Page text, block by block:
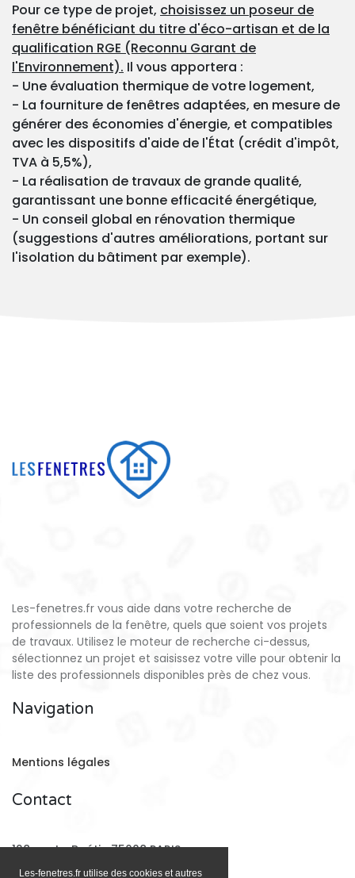
Les-fenetres.fr utilise des cookies et autres
Pour ce type de projet, choisissez un poseur de
fenêtre bénéficiant du titre d'éco-artisan et de la
qualification RGE (Reconnu Garant de
l'Environnement). Il vous apportera :
- Une évaluation thermique de votre logement,
- La fourniture de fenêtres adaptées, en mesure de
générer des économies d'énergie, et compatibles
avec les dispositifs d'aide de l'État (crédit d'impôt,
TVA à 5,5%),
- La réalisation de travaux de grande qualité,
garantissant une bonne efficacité énergétique,
- Un conseil global en rénovation thermique
(suggestions d'autres améliorations, portant sur
l'isolation du bâtiment par exemple).
Les-fenetres.fr vous aide dans votre recherche de
professionnels de la fenêtre, quels que soient vos projets
de travaux. Utilisez le moteur de recherche ci-dessus,
sélectionnez un projet et saisissez votre ville pour obtenir la
liste des professionnels disponibles près de chez vous.
Navigation
Mentions légales
Contact
128 rue La Boétie 75008 PARIS